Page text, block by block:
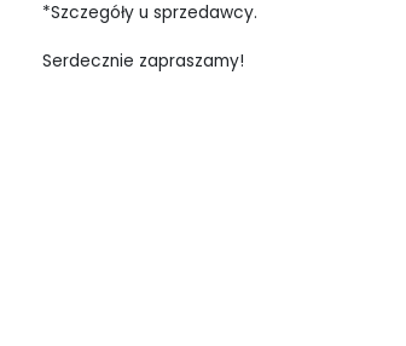
*Szczegóły u sprzedawcy.
Serdecznie zapraszamy!